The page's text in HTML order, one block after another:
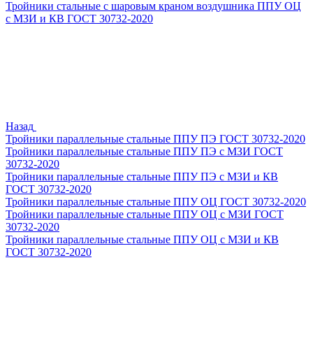
Тройники стальные с шаровым краном воздушника ППУ ОЦ
с МЗИ и КВ ГОСТ 30732-2020
Назад
Тройники параллельные стальные ППУ ПЭ ГОСТ 30732-2020
Тройники параллельные стальные ППУ ПЭ с МЗИ ГОСТ
30732-2020
Тройники параллельные стальные ППУ ПЭ с МЗИ и КВ
ГОСТ 30732-2020
Тройники параллельные стальные ППУ ОЦ ГОСТ 30732-2020
Тройники параллельные стальные ППУ ОЦ с МЗИ ГОСТ
30732-2020
Тройники параллельные стальные ППУ ОЦ с МЗИ и КВ
ГОСТ 30732-2020